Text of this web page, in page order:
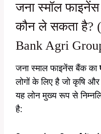
जना स्मॉल
कौन ले सकता है?
Bank Agri
जना स्माल फाइनेंस बैंक का
लोगों के लिए है जो कृषि
यह लोन मुख्य रूप से
है: